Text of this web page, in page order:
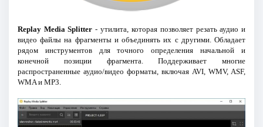
Replay Media Splitter - утилита, которая позволяет резать аудио и
видео файлы на фрагменты и объединять их с другими. Обладает
рядом инструментов для точного определения начальной и
конечной позиции фрагмента. Поддерживает многие
распространенные аудио/видео форматы, включая AVI, WMV, ASF,
WMA и MP3.